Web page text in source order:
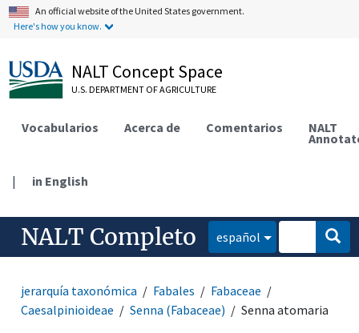
An official website of the United States government.
Here's how you know.
NALT Concept Space
U.S. DEPARTMENT OF AGRICULTURE
Vocabularios Acerca de Comentarios NALT
| in English
NALT Completo español
jerarquía taxonómica Fabales
Fabaceae
Caesalpinioideae
Senna (Fabaceae) Senna atomaria